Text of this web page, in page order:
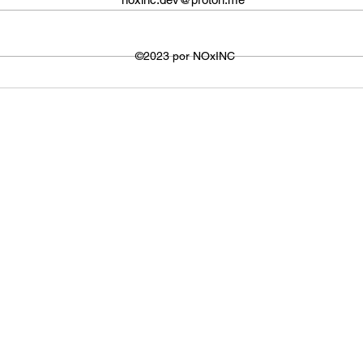
utilizada para visualizar os
de
©2023 por NOxINC